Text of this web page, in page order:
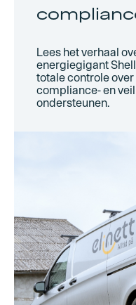
Lees het verhaal
energiegigant
totale controle
compliance- en
ondersteunen.